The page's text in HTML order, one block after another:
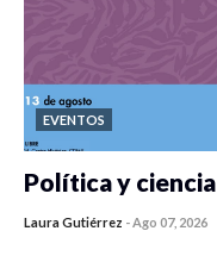
EVENTOS
Política y ciencia
Laura Gutiérrez -Ago 07, 2026